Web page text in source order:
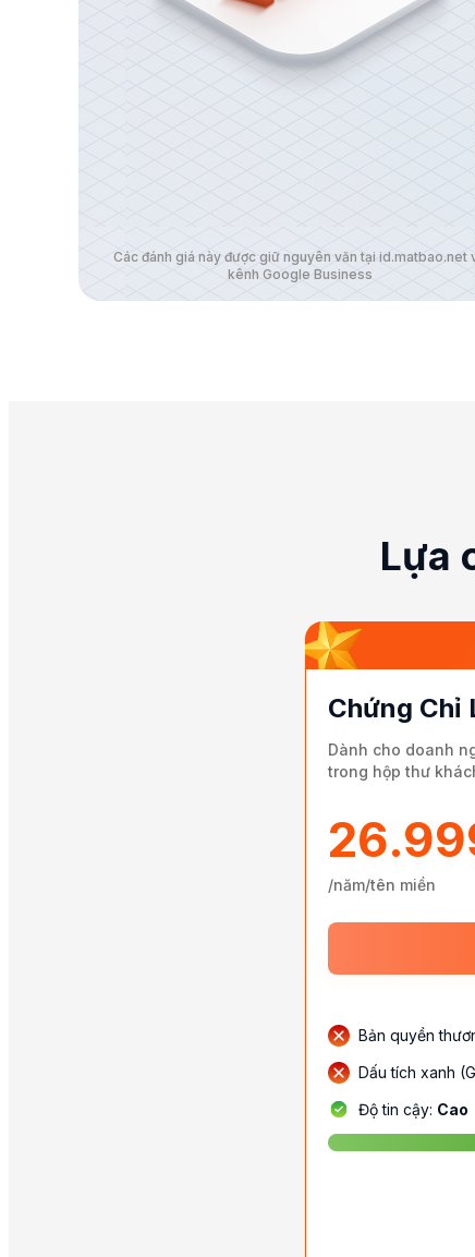
Các đánh giá này được giữ nguyên văn tại id.matbao.net
kênh Google Business
Lựa
Chứng Chỉ
Dành cho doanh
trong hộp thư
/năm/tên miền
Bản quyền
Dấu tích xanh
Độ tin cậy: Cao